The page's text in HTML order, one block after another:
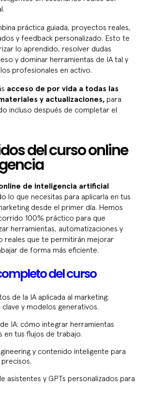
práctica guiada, proyectos reales,
y feedback personalizado. Esto te
lo aprendido, resolver dudas
y dominar herramientas de IA tal y
profesionales en activo.
acceso de por vida a todas las
y actualizaciones, para
incluso después de completar el
del curso online
de inteligencia artificial
lo que necesitas para aplicarla en tus
desde el primer día. Hemos
100% práctico para que
herramientas, automatizaciones y
reales que te permitirán mejorar
de forma más eficiente.
del curso
de la IA aplicada al marketing:
y modelos generativos.
IA: cómo integrar herramientas
en tus flujos de trabajo.
y contenido inteligente para
asistentes y GPTs personalizados para